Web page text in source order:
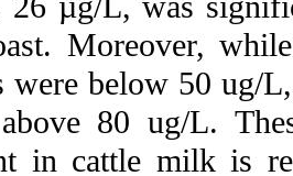
Moreover,
were below 50 ug/
80 ug/L.
in cattle milk is